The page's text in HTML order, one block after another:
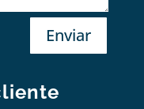
Enviar